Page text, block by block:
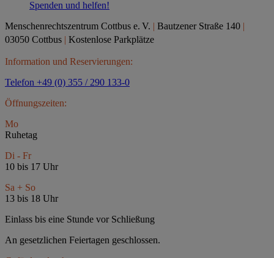
Spenden und helfen!
Menschenrechtszentrum Cottbus e. V. | Bautzener Straße 140 |
03050 Cottbus | Kostenlose Parkplätze
Information und Reservierungen:
Telefon +49 (0) 355 / 290 133-0
Öffnungszeiten:
Mo
Ruhetag
Di - Fr
10 bis 17 Uhr
Sa + So
13 bis 18 Uhr
Einlass bis eine Stunde vor Schließung
An gesetzlichen Feiertagen geschlossen.